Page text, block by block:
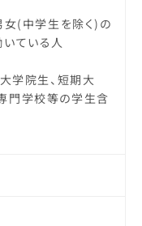
(中学生を除く)の
いている人
学院生、短期大
門学校等の学生含